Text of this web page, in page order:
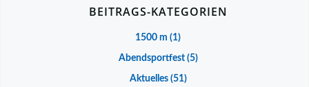
BEITRAGS-KATEGORIEN
1500 m (1)
Abendsportfest(5)
Aktuelles(51)